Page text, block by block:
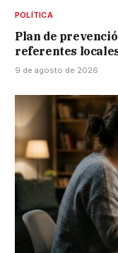
POLÍTICA
Plan de
referentes
9 de agosto de 2026